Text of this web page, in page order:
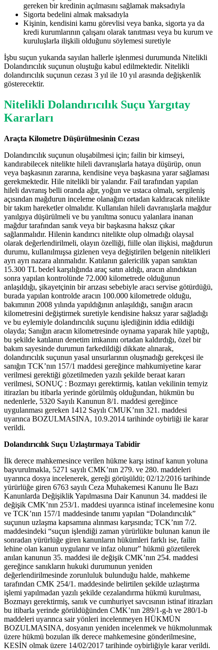
gereken bir kredinin açılmasını sağlamak maksadıyla
Sigorta bedelini almak maksadıyla
Kişinin, kendisini kamu görevlisi veya banka, sigorta ya da
kredi kurumlarının çalışanı olarak tanıtması veya bu kurum ve
kuruluşlarla ilişkili olduğunu söylemesi suretiyle
İşbu suçun yukarıda sayılan hallerle işlenmesi durumunda Nitelikli
Dolandırıcılık suçunun oluştuğu kabul edilmektedir. Nitelikli
dolandırıcılık suçunun cezası 3 yıl ile 10 yıl arasında değişkenlik
gösterecektir.
Nitelikli Dolandırıcılık Suçu Yargıtay
Kararları
Araçta Kilometre Düşürülmesinin Cezası
Dolandırıcılık suçunun oluşabilmesi için; failin bir kimseyi,
kandırabilecek nitelikte hileli davranışlarla hataya düşürüp, onun
veya başkasının zararına, kendisine veya başkasına yarar sağlaması
gerekmektedir. Hile nitelikli bir yalandır. Fail tarafından yapılan
hileli davranış belli oranda ağır, yoğun ve ustaca olmalı, sergileniş
açısından mağdurun inceleme olanağını ortadan kaldıracak nitelikte
bir takım hareketler olmalıdır. Kullanılan hileli davranışlarla mağdur
yanılgıya düşürülmeli ve bu yanıltma sonucu yalanlara inanan
mağdur tarafından sanık veya bir başkasına haksız çıkar
sağlanmalıdır. Hilenin kandırıcı nitelikte olup olmadığı olaysal
olarak değerlendirilmeli, olayın özelliği, fiille olan ilişkisi, mağdurun
durumu, kullanılmışsa gizlenen veya değiştirilen belgenin nitelikleri
ayrı ayrı nazara alınmalıdır. Katılanın galericilik yapan sanıktan
15.300 TL bedel karşılığında araç satın aldığı, aracın alındıktan
sonra yapılan kontrolünde 72.000 kilometrede olduğunun
anlaşıldığı, şikayetçinin bir arızası sebebiyle aracı servise götürdüğü,
burada yapılan kontrolde aracın 100.000 kilometrede olduğu,
bakımının 2008 yılında yapıldığının anlaşıldığı, sanığın aracın
kilometresini değiştirmek suretiyle kendisine haksız yarar sağladığı
ve bu eylemiyle dolandırıcılık suçunu işlediğinin iddia edildiği
olayda; Sanığın aracın kilometresinde oynama yaparak hile yaptığı,
bu şekilde katılanın denetim imkanını ortadan kaldırdığı, özel bir
bakım sayesinde durumun farkedildiği dikkate alınarak,
dolandırıcılık suçunun yasal unsurlarının oluşmadığı gerekçesi ile
sanığın TCK’nın 157/1 maddesi gereğince mahkumiyetine karar
verilmesi gerektiği gözetilmeden yazılı şekilde beraat kararı
verilmesi, SONUÇ : Bozmayı gerektirmiş, katılan vekilinin temyiz
itirazları bu itibarla yerinde görülmüş olduğundan, hükmün bu
nedenlerle, 5320 Sayılı Kanunun 8/1. maddesi gereğince
uygulanması gereken 1412 Sayılı CMUK’nın 321. maddesi
uyarınca BOZULMASINA, 10.9.2014 tarihinde oybirliği ile karar
verildi.
Dolandırıcılık Suçu Uzlaştırmaya Tabidir
İlk derece mahkemesince verilen hükme karşı istinaf kanun yoluna
başvurulmakla, 5271 sayılı CMK’nın 279. ve 280. maddeleri
uyarınca dosya incelenerek, gereği görüşüldü; 02/12/2016 tarihinde
yürürlüğe giren 6763 sayılı Ceza Muhakemesi Kanunu İle Bazı
Kanunlarda Değişiklik Yapılmasına Dair Kanunun 34. maddesi ile
değişik CMK’nın 253/1. maddesi uyarınca istinaf incelemesine konu
ve TCK’nın 157/1 maddesinde tanımı yapılan “Dolandırıcılık”
suçunun uzlaşma kapsamına alınması karşısında; TCK’nın 7/2.
maddesindeki “suçun işlendiği zaman yürürlükte bulunan kanun ile
sonradan yürürlüğe giren kanunların hükümleri farklı ise, failin
lehine olan kanun uygulanır ve infaz olunur” hükmü gözetilerek
anılan kanunun 35. maddesi ile değişik CMK’nın 254. maddesi
gereğince sanıkların hukuki durumunun yeniden
değerlendirilmesinde zorunluluk bulunduğu halde, mahkeme
tarafından CMK 254/1. maddesinde belirtilen şekilde uzlaştırma
işlemi yapılmadan yazılı şekilde cezalandırma hükmü kurulması,
Bozmayı gerektirmiş, sanık ve cumhuriyet savcısının istinaf itirazları
bu itibarla yerinde görüldüğünden CMK’nın 289/1-g-h ve 280/1-b
maddeleri uyarınca sair yönleri incelenmeyen HÜKMÜN
BOZULMASINA, dosyanın yeniden incelenmek ve hükmolunmak
üzere hükmü bozulan ilk derece mahkemesine gönderilmesine,
KESİN olmak üzere 14/02/2017 tarihinde oybirliğiyle karar verildi.